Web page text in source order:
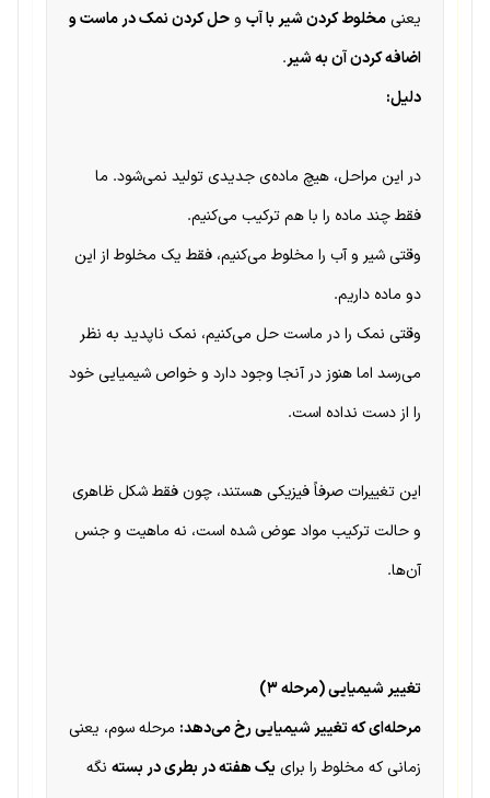
یعنیمخلوط کردن شیر با آب وحل کردن نمک در ماست و
اضافه کردن آن به شیر.
دلیل:
در این مراحل، هیچ ماده‌ی جدیدی تولید نمی‌شود. ما
فقط چند ماده را با هم ترکیب می‌کنیم.
وقتی شیر و آب را مخلوط می‌کنیم، فقط یک مخلوط از این
دو ماده داریم.
وقتی نمک را در ماست حل می‌کنیم، نمک ناپدید به نظر
می‌رسد اما هنوز در آنجا وجود دارد و خواص شیمیایی خود
را از دست نداده است.
این تغییرات صرفاً فیزیکی هستند، چون فقط شکل ظاهری
و حالت ترکیب مواد عوض شده است، نه ماهیت و جنس
آن‌ها.
تغییر شیمیایی (مرحله ۳)
مرحله‌ای که تغییر شیمیایی رخ می‌دهد: مرحله سوم، یعنی
زمانی که مخلوط را برای یک هفته در بطری در بسته نگه